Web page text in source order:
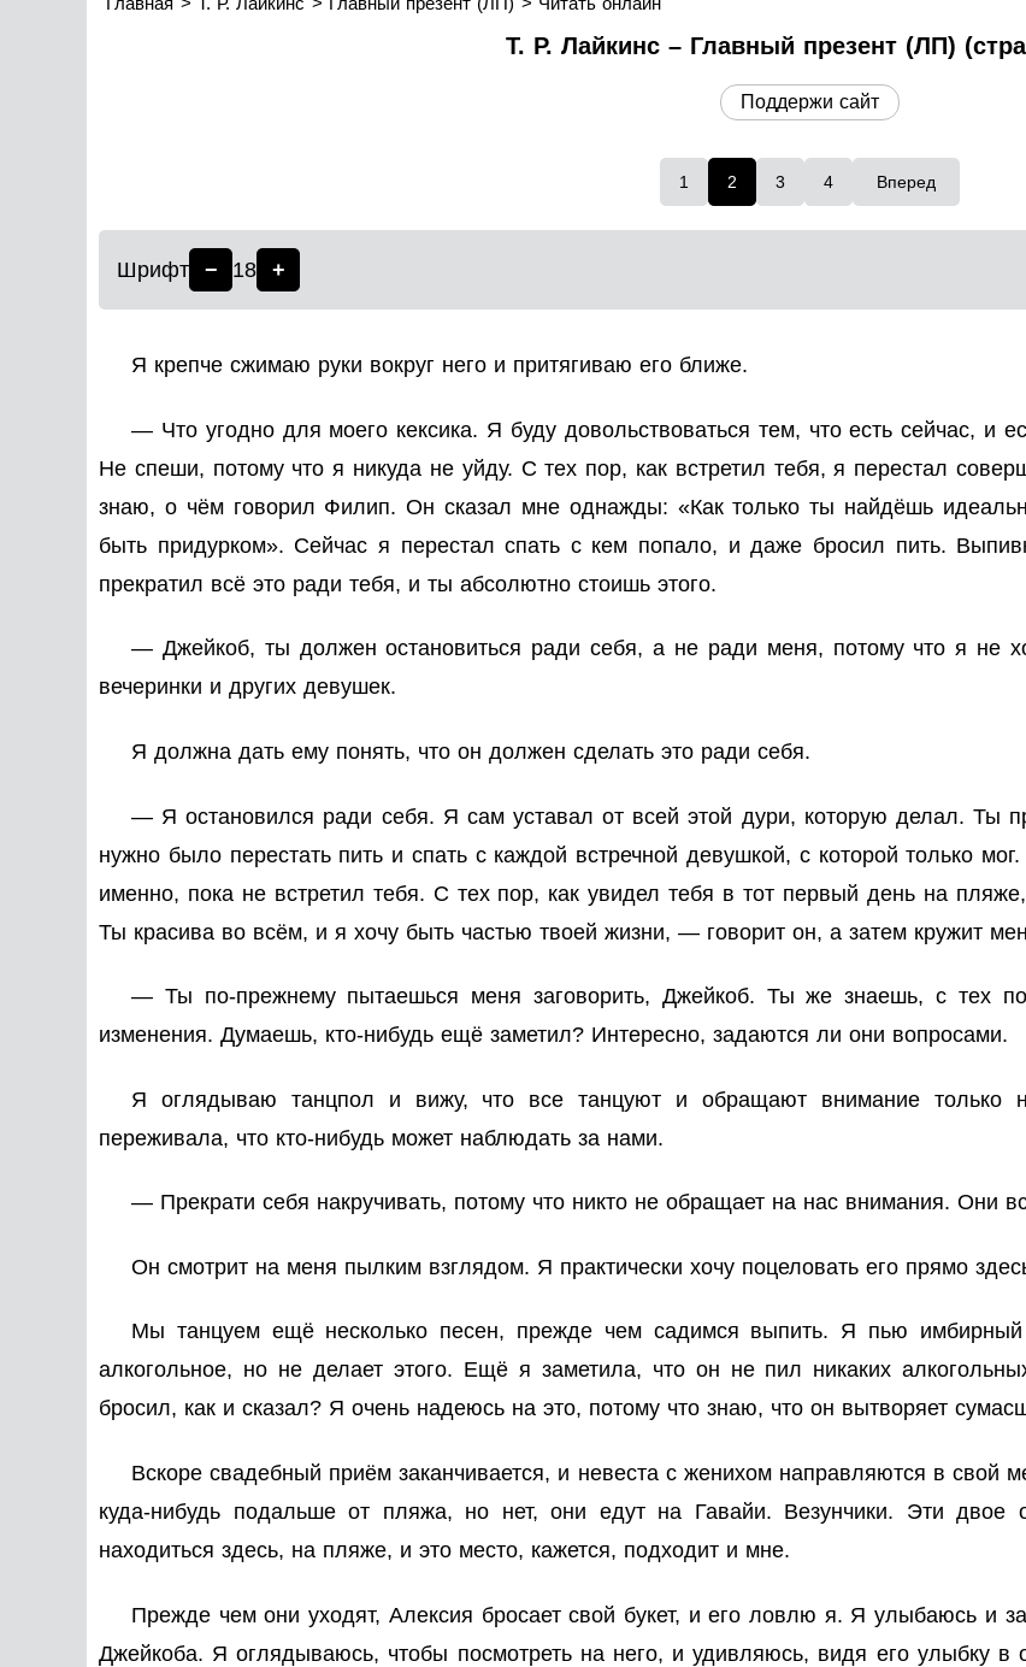
Т. Р. Лайкинс – Главный презент (ЛП)
Поддержи сайт
1 2 3 4 Вперед
Шрифт − 18 +
Я крепче сжимаю руки вокруг него и притягиваю его ближе.
— Что угодно для моего кексика. Я буду довольствоваться тем, что есть сейчас, и
Не спеши, потому что я никуда не уйду. С тех пор, как встретил тебя, я перестал
знаю, о чём говорил Филип. Он сказал мне однажды: «Как только ты найдёшь
быть придурком». Сейчас я перестал спать с кем попало, и даже бросил пить.
прекратил всё это ради тебя, и ты абсолютно стоишь этого.
— Джейкоб, ты должен остановиться ради себя, а не ради меня, потому что я не
вечеринки и других девушек.
Я должна дать ему понять, что он должен сделать это ради себя.
— Я остановился ради себя. Я сам уставал от всей этой дури, которую делал. Ты
нужно было перестать пить и спать с каждой встречной девушкой, с которой только
именно, пока не встретил тебя. С тех пор, как увидел тебя в тот первый день на
Ты красива во всём, и я хочу быть частью твоей жизни, — говорит он, а затем кружит
— Ты по-прежнему пытаешься меня заговорить, Джейкоб. Ты же знаешь, с тех
изменения. Думаешь, кто-нибудь ещё заметил? Интересно, задаются ли они вопросами.
Я оглядываю танцпол и вижу, что все танцуют и обращают внимание только
переживала, что кто-нибудь может наблюдать за нами.
— Прекрати себя накручивать, потому что никто не обращает на нас внимания. Они
Он смотрит на меня пылким взглядом. Я практически хочу поцеловать его прямо
Мы танцуем ещё несколько песен, прежде чем садимся выпить. Я пью
алкогольное, но не делает этого. Ещё я заметила, что он не пил никаких
бросил, как и сказал? Я очень надеюсь на это, потому что знаю, что он вытворяет
Вскоре свадебный приём заканчивается, и невеста с женихом направляются в
куда-нибудь подальше от пляжа, но нет, они едут на Гавайи. Везунчики. Эти двое
находиться здесь, на пляже, и это место, кажется, подходит и мне.
Прежде чем они уходят, Алексия бросает свой букет, и его ловлю я. Я улыбаюсь и
Джейкоба. Я оглядываюсь, чтобы посмотреть на него, и удивляюсь, видя его улыбку в